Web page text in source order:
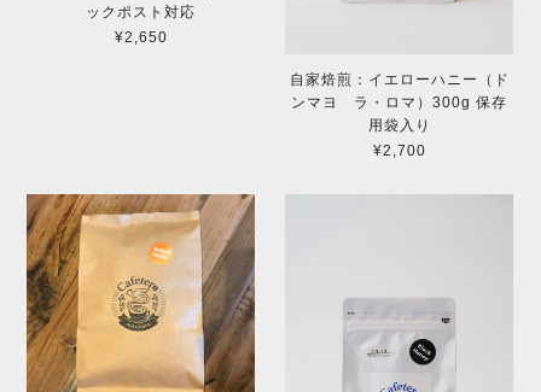
ックポスト対応
¥2,650
自家焙煎：イエローハニー（ド
ンマヨ ラ・ロマ）300g 保存
用袋入り
¥2,700